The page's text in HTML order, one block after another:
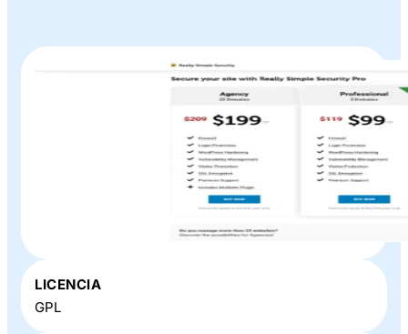
» en Baratillo WP
LICENCIA
GPL